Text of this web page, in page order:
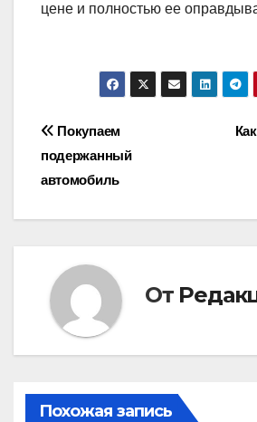
цене и полностью ее
Навигация
по
записям
Покупаем
подержанный
автомобиль
От
Похожая запись